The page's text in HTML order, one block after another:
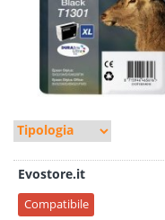
Evostore.it
Compatibile